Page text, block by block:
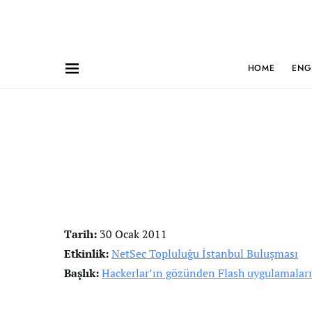
HOME
Tarih: 30 Ocak 2011
Etkinlik:NetSec Topluluğu İstanbul Buluşması
Başlık:Hackerlar’ın gözünden Flash uygulamaları